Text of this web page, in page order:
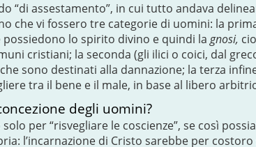
“di assestamento”, in cui tutto andava
che vi fossero tre categorie di uomini: la
lo spirito divino e quindi la gnosi,
cristiani; la seconda (gli ilici o coici, dal
sono destinati alla dannazione; la terza
tra il bene e il male, in base al libero
degli uomini?
per “risvegliare le coscienze”, se così
l’incarnazione di Cristo sarebbe per